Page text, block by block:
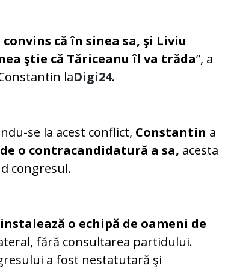
convins că în sinea sa, şi Liviu
ştie că Tăriceanu îl va trăda”, a
laDigi24.
se la acest conflict, Constantin a
o contracandidatură a sa, acesta
congresul.
o echipă de oameni de
fără consultarea partidului.
a fost nestatutară şi